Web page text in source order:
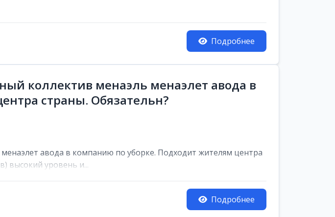
Подробнее
коллектив менаэль менаэлет авода в
страны. Обязательн?
авода в компанию по уборке. Подходит жителям центра
высокий уровень и...
Подробнее